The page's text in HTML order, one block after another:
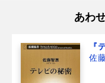
あわ
『
佐